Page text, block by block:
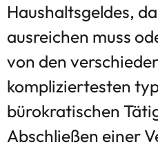
Haushaltsgeldes,
ausreichen muss
von den
kompliziertesten
bürokratischen
Abschließen einer